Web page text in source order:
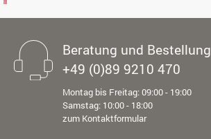
Beratung und Bestellung
+49 (0)89 9210 470
Montag bis Freitag: 09:00 - 19:00
Samstag: 10:00 - 18:00
zum Kontaktformular